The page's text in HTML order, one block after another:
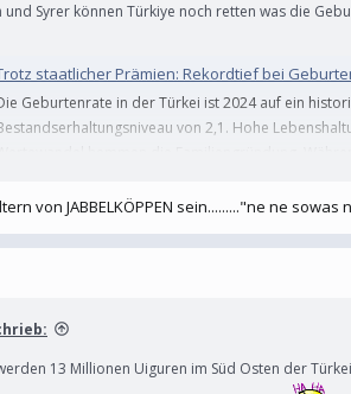
und Syrer können Türkiye noch retten was die
staatlicher Prämien: Rekordtief bei
Geburtenrate in der Türkei ist 2024 auf ein
von 2,1. Hohe
Wertewandel hemmen die Familiengründung.
dtj-online.de
in der Türkei ist 2024 auf ein
ein Wertewandel hemmen die
in den Städten leben, erweist sich die
von JABBELKÖPPEN sein........."ne ne
13 Millionen Uiguren im Süd Osten der